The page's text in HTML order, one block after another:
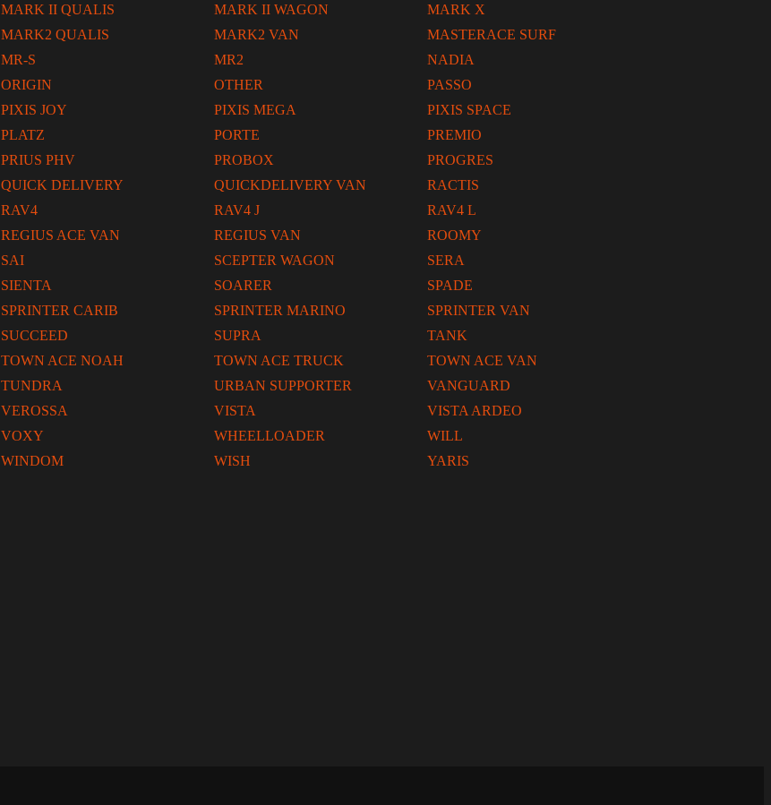
MARK II QUALIS MARK II WAGON
MARK X
MARK2 QUALIS MARK2 VAN
MASTERACE SURF
MR-S MR2
NADIA
ORIGIN OTHER
PASSO
PIXIS JOY PIXIS MEGA
PIXIS SPACE
PLATZ PORTE
PREMIO
PRIUS PHV PROBOX
PROGRES
QUICK DELIVERY QUICKDELIVERY VAN
RACTIS
RAV4 RAV4 J
RAV4 L
REGIUS ACE VAN REGIUS VAN
ROOMY
SAI SCEPTER WAGON
SERA
SIENTA SOARER
SPADE
SPRINTER CARIB SPRINTER MARINO
SPRINTER VAN
SUCCEED SUPRA
TANK
TOWN ACE NOAH TOWN ACE TRUCK
TOWN ACE VAN
TUNDRA URBAN SUPPORTER
VANGUARD
VEROSSA VISTA
VISTA ARDEO
VOXY WHEELLOADER
WILL
WINDOM WISH
YARIS